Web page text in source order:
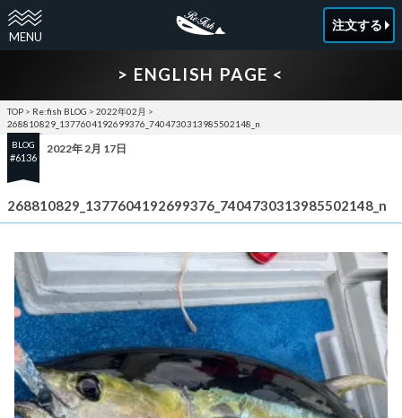
注文する
> ENGLISH PAGE <
TOP > Re:fish BLOG > 2022年02月 >
268810829_1377604192699376_7404730313985502148_n
BLOG
#6136
2022年 2月 17日
268810829_1377604192699376_7404730313985502148_n